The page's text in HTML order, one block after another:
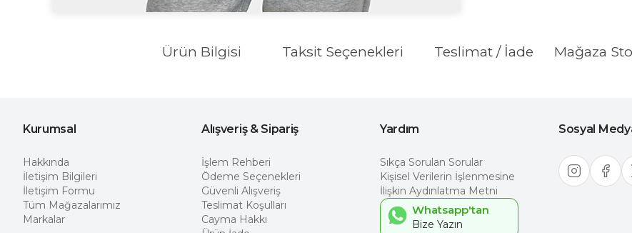
Ürün Bilgisi Taksit Seçenekleri Teslimat / İade Mağaza
Kurumsal
Hakkında
İletişim Bilgileri
İletişim Formu
Tüm Mağazalarımız
Markalar
Alışveriş & Sipariş
İşlem Rehberi
Ödeme Seçenekleri
Güvenli Alışveriş
Teslimat Koşulları
Cayma Hakkı
Yardım
Sıkça Sorulan Sorular
Kişisel Verilerin İşlenmesine
İlişkin Aydınlatma Metni
Whatsapp'tan
Sosyal